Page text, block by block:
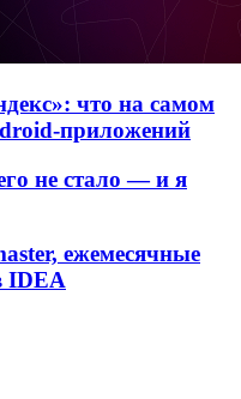
что на самом
приложений
не стало — и я
ежемесячные
IDEA